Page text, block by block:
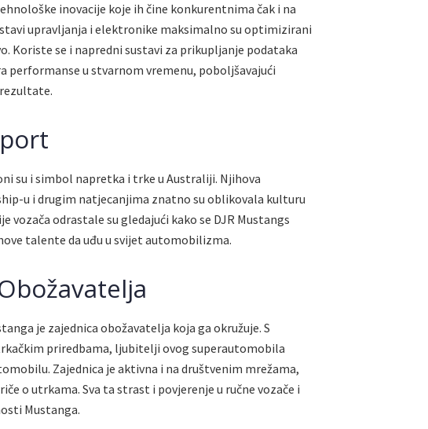
inovacije koje ih čine konkurentnima čak i na
upravljanja i elektronike maksimalno su optimizirani
Koriste se i napredni sustavi za prikupljanje podataka
performanse u stvarnom vremenu, poboljšavajući
su i simbol napretka i trke u Australiji. Njihova
u i drugim natjecanjima znatno su oblikovala kulturu
odrastale su gledajući kako se DJR Mustangs
talente da uđu u svijet automobilizma.
je zajednica obožavatelja koja ga okružuje. S
priredbama, ljubitelji ovog superautomobila
Zajednica je aktivna i na društvenim mrežama,
o utrkama. Sva ta strast i povjerenje u ručne vozače i
Mustanga.